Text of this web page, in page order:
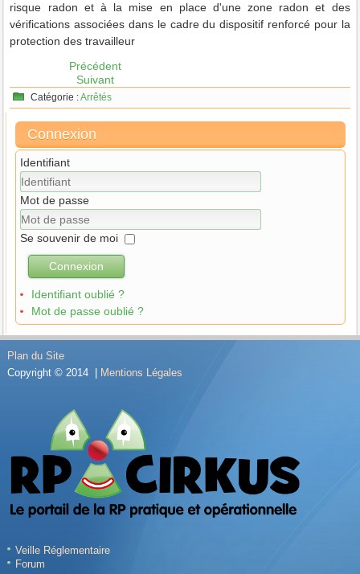
risque radon et à la mise en place d'une zone radon et des
vérifications associées dans le cadre du dispositif renforcé pour la
protection des travailleur
Précédent
Suivant
Catégorie :Arrêtés
Connexion
Identifiant
Mot de passe
Se souvenir de moi
Connexion
Identifiant oublié ?
Mot de passe oublié ?
Plan du Site
Copyright © 2014 |
Mentions Légales
Veille Réglementaire
Forum